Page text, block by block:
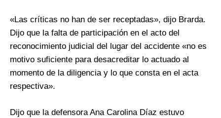
«Las críticas no han de ser receptadas», dijo Brarda.
Dijo que la falta de participación en el acto del
reconocimiento judicial del lugar del accidente «no es
motivo suficiente para desacreditar lo actuado al
momento de la diligencia y lo que consta en el acta
respectiva».
Dijo que la defensora Ana Carolina Díaz estuvo